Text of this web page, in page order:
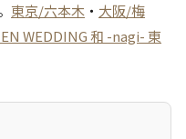
東京/六本木 ・ 大阪/梅
WEDDING 和 -nagi- 東